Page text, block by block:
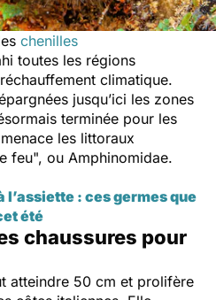
chenilles
toutes les régions
climatique.
jusqu’ici les zones
terminée pour les
les littoraux
feu", ou Amphinomidae.
l’assiette : ces germes que
été
chaussures pour
atteindre 50 cm et prolifère